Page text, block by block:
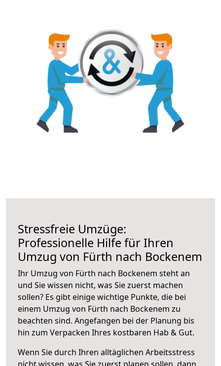
Stressfreie Umzüge:
Professionelle Hilfe für Ihren
Umzug von Fürth nach Bockenem
Ihr Umzug von Fürth nach Bockenem steht an
und Sie wissen nicht, was Sie zuerst machen
sollen? Es gibt einige wichtige Punkte, die bei
einem Umzug von Fürth nach Bockenem zu
beachten sind. Angefangen bei der Planung bis
hin zum Verpacken Ihres kostbaren Hab & Gut.
Wenn Sie durch Ihren alltäglichen Arbeitsstress